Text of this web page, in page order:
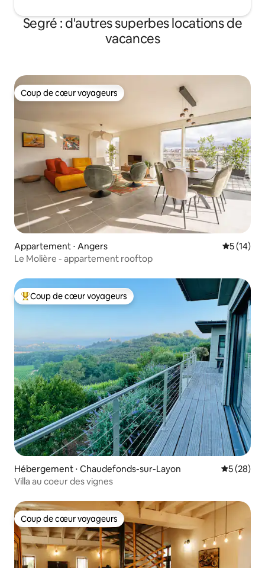
Segré : d'autres superbes locations de
vacances
Coup de cœur voyageurs
Coup de cœur voyageurs
Appartement ⋅ Angers
5 (14)
Le Molière - appartement rooftop
Coups de cœur voyageurs les plus appréciés
Coup de cœur voyageurs
Hébergement ⋅ Chaudefonds-sur-Layon
5 (28)
Villa au coeur des vignes
Coup de cœur voyageurs
Coup de cœur voyageurs